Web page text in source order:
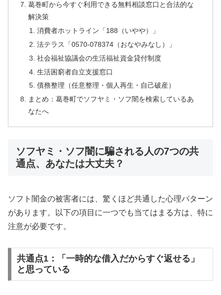
葛巻町から今すぐ利用できる無料相談窓口と合法的な
解決策
消費者ホットライン「188（いやや）」
法テラス「0570-078374（おなやみなし）」
社会福祉協議会の生活福祉資金貸付制度
生活困窮者自立支援窓口
債務整理（任意整理・個人再生・自己破産）
まとめ：葛巻町でソフヤミ・ソフ闇を検索しているあ
なたへ
ソフヤミ・ソフ闇に騙される人の7つの共
通点、あなたは大丈夫？
ソフト闇金の被害者には、驚くほど共通した心理パターン
があります。以下の項目に一つでも当てはまる方は、特に
注意が必要です。
共通点1：「一時的な借入だからすぐ返せる」
と思っている